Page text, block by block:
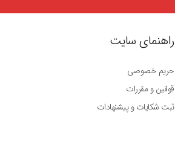
راهنمای سایت
حریم خصوصی
قوانین و مقررات
ثبت شکایات و پیشنهادات